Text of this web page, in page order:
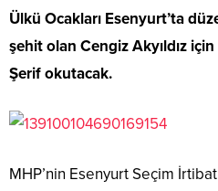
Ülkü Ocakları Esenyurt’ta
şehit olan Cengiz Akyıldız
Şerif okutacak.
MHP’nin Esenyurt Seçim